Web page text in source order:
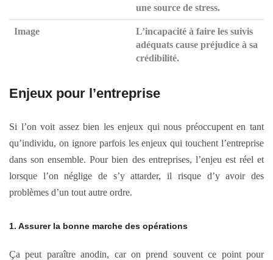
une source de stress.
Image L’incapacité à faire les suivis
adéquats cause préjudice à sa
crédibilité.
Enjeux pour l’entreprise
Si l’on voit assez bien les enjeux qui nous préoccupent en tant
qu’individu, on ignore parfois les enjeux qui touchent l’entreprise
dans son ensemble. Pour bien des entreprises, l’enjeu est réel et
lorsque l’on néglige de s’y attarder, il risque d’y avoir des
problèmes d’un tout autre ordre.
1. Assurer la bonne marche des opérations
Ça peut paraître anodin, car on prend souvent ce point pour